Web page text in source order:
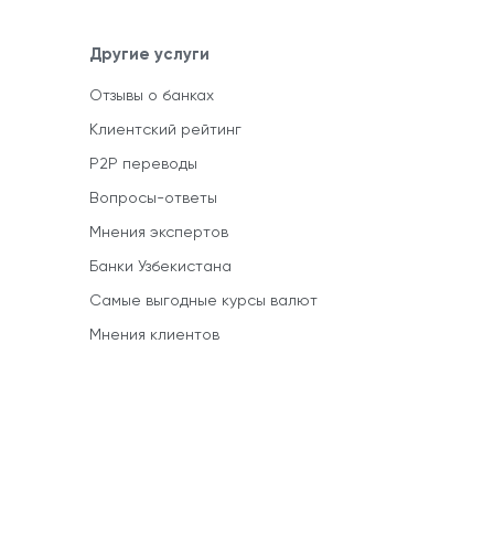
Другие услуги
Отзывы о банках
Клиентский рейтинг
P2P переводы
Вопросы-ответы
Мнения экспертов
Банки Узбекистана
Самые выгодные курсы валют
Мнения клиентов